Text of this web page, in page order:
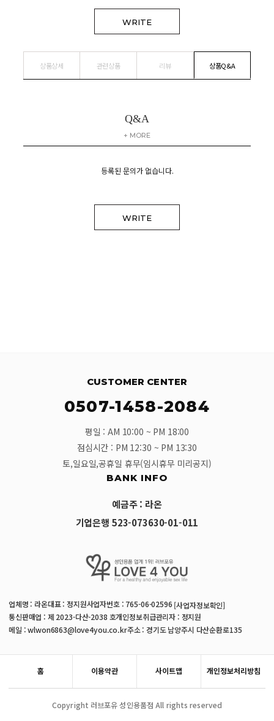
WRITE
상품상세 관련상품 리뷰 상품Q&A
Q&A
+ MORE
등록된 문의가 없습니다.
WRITE
CUSTOMER CENTER
0507-1458-2084
평일 : AM 10:00 ~ PM 18:00
점심시간 : PM 12:30 ~ PM 13:30
토,일요일,공휴일 휴무(임시휴무 미리공지)
BANK INFO
예금주 : 라온
기업은행 523-073630-01-011
업체명 : 라온대표 : 정지원사업자번호 : 765-06-02596 [사업자정보확인]
통신판매업 : 제 2023-다산-2038 호개인정보취급관리자 : 정지원
메일 : wlwon6863@love4you.co.kr주소 : 경기도 남양주시 다산순환로135
홈 이용약관 사이트맵 개인정보처리방침
Copyright 러브포유 성인용품점 All rights reserved